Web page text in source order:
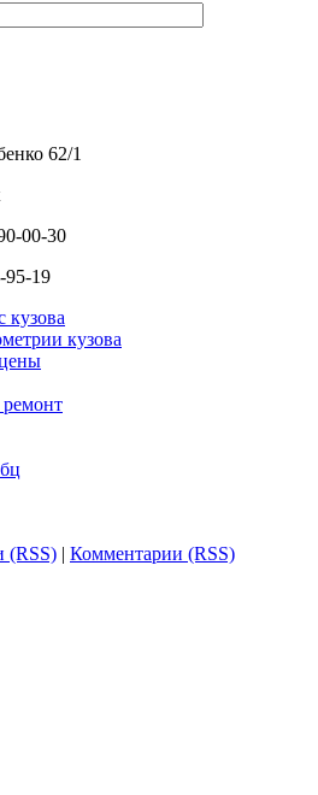
62/1
00-30
95-19
кузова
кузова
(RSS) | Комментарии (RSS)